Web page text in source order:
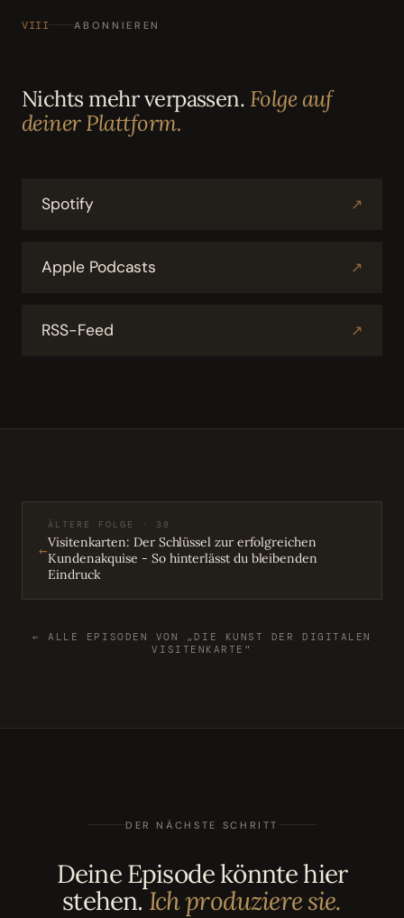
VIII ABONNIEREN
Nichts mehr verpassen. Folge auf
deiner Plattform.
Spotify ↗
Apple Podcasts ↗
RSS-Feed ↗
←
ÄLTERE FOLGE · 38
Visitenkarten: Der Schlüssel zur erfolgreichen
Kundenakquise - So hinterlässt du bleibenden
Eindruck
← ALLE EPISODEN VON „DIE KUNST DER DIGITALEN
VISITENKARTE"
DER NÄCHSTE SCHRITT
Deine Episode könnte hier
stehen.Ich produziere sie.